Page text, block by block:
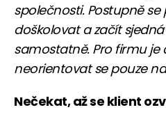
společnosti. Postupně
doškolovat a začít
samostatně. Pro firmu je
neorientovat se pouze
Nečekat, až se klient